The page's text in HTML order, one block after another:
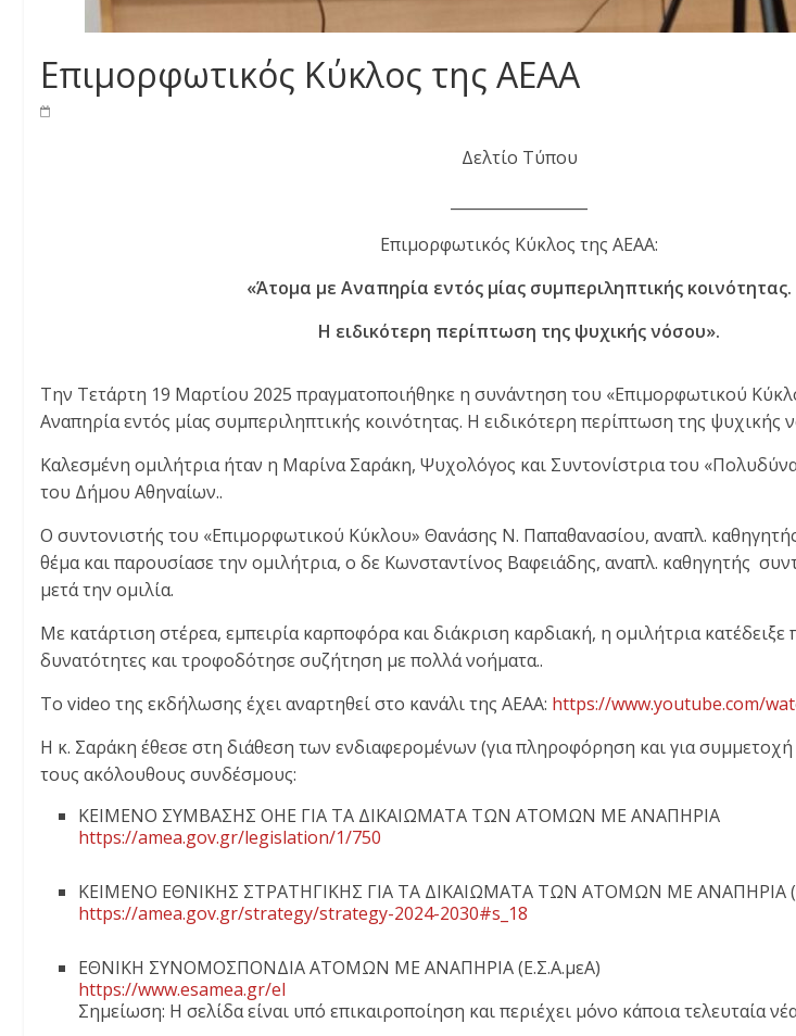
Επιμορφωτικός Κύκλος της ΑΕΑΑ
Δελτίο Τύπου
Επιμορφωτικός Κύκλος της ΑΕΑΑ:
«Άτομα με Αναπηρία εντός μίας συμπεριληπτικής κοινότητας.
Η ειδικότερη περίπτωση της ψυχικής νόσου».
Την Τετάρτη 19 Μαρτίου 2025 πραγματοποιήθηκε η συνάντηση του «Επιμορφωτικού
Αναπηρία εντός μίας συμπεριληπτικής κοινότητας. Η ειδικότερη περίπτωση της ψυχικής
Καλεσμένη ομιλήτρια ήταν η Μαρίνα Σαράκη, Ψυχολόγος και Συντονίστρια του
του Δήμου Αθηναίων..
Ο συντονιστής του «Επιμορφωτικού Κύκλου» Θανάσης Ν. Παπαθανασίου, αναπλ.
θέμα και παρουσίασε την ομιλήτρια, ο δε Κωνσταντίνος Βαφειάδης, αναπλ. καθηγητής
μετά την ομιλία.
Με κατάρτιση στέρεα, εμπειρία καρποφόρα και διάκριση καρδιακή, η ομιλήτρια κατέδειξε
δυνατότητες και τροφοδότησε συζήτηση με πολλά νοήματα..
Το video της εκδήλωσης έχει αναρτηθεί στο κανάλι της ΑΕΑΑ: https://www.youtube.com/
Η κ. Σαράκη έθεσε στη διάθεση των ενδιαφερομένων (για πληροφόρηση και για συμμετοχή
τους ακόλουθους συνδέσμους:
ΚΕΙΜΕΝΟ ΣΥΜΒΑΣΗΣ ΟΗΕ ΓΙΑ ΤΑ ΔΙΚΑΙΩΜΑΤΑ ΤΩΝ ΑΤΟΜΩΝ ΜΕ ΑΝΑΠΗΡΙΑ
https://amea.gov.gr/legislation/1/750
ΚΕΙΜΕΝΟ ΕΘΝΙΚΗΣ ΣΤΡΑΤΗΓΙΚΗΣ ΓΙΑ ΤΑ ΔΙΚΑΙΩΜΑΤΑ ΤΩΝ ΑΤΟΜΩΝ ΜΕ ΑΝΑΠΗΡΙΑ
https://amea.gov.gr/strategy/strategy-2024-2030#s_18
EΘΝΙΚΗ ΣΥΝΟΜΟΣΠΟΝΔΙΑ ΑΤΟΜΩΝ ΜΕ ΑΝΑΠΗΡΙΑ (Ε.Σ.Α.μεΑ)
https://www.esamea.gr/el
Σημείωση: Η σελίδα είναι υπό επικαιροποίηση και περιέχει μόνο κάποια τελευταία